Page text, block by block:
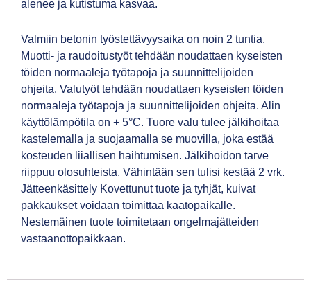
alenee ja kutistuma kasvaa.
Valmiin betonin työstettävyysaika on noin 2 tuntia.
Muotti- ja raudoitustyöt tehdään noudattaen kyseisten
töiden normaaleja työtapoja ja suunnittelijoiden
ohjeita. Valutyöt tehdään noudattaen kyseisten töiden
normaaleja työtapoja ja suunnittelijoiden ohjeita. Alin
käyttölämpötila on + 5°C. Tuore valu tulee jälkihoitaa
kastelemalla ja suojaamalla se muovilla, joka estää
kosteuden liiallisen haihtumisen. Jälkihoidon tarve
riippuu olosuhteista. Vähintään sen tulisi kestää 2 vrk.
Jätteenkäsittely Kovettunut tuote ja tyhjät, kuivat
pakkaukset voidaan toimittaa kaatopaikalle.
Nestemäinen tuote toimitetaan ongelmajätteiden
vastaanottopaikkaan.